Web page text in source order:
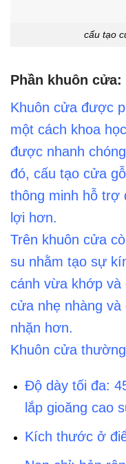
cấu tạo
Phần khuôn cửa:
Khuôn cửa được
một cách khoa
được nhanh
đó, cấu tạo cửa
thông minh hỗ trợ
lợi hơn.
Trên khuôn cửa
su nhằm tạo sự
cánh vừa khớp
cửa nhẹ nhàng
nhặn hơn.
Khuôn cửa
Độ dày tối đa:
lắp gioăng cao
Kích thước ở